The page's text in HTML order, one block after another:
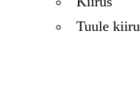
Tuule